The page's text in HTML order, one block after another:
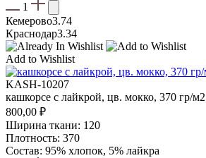
1
Кемерово3.74
Краснодар3.34
Add to Wishlist
KASH-10207
кашкорсе с лайкрой, цв. мокко, 370 гр/м2
800,00 ₽
Ширина ткани: 120
Плотность: 370
Состав: 95% хлопок, 5% лайкра